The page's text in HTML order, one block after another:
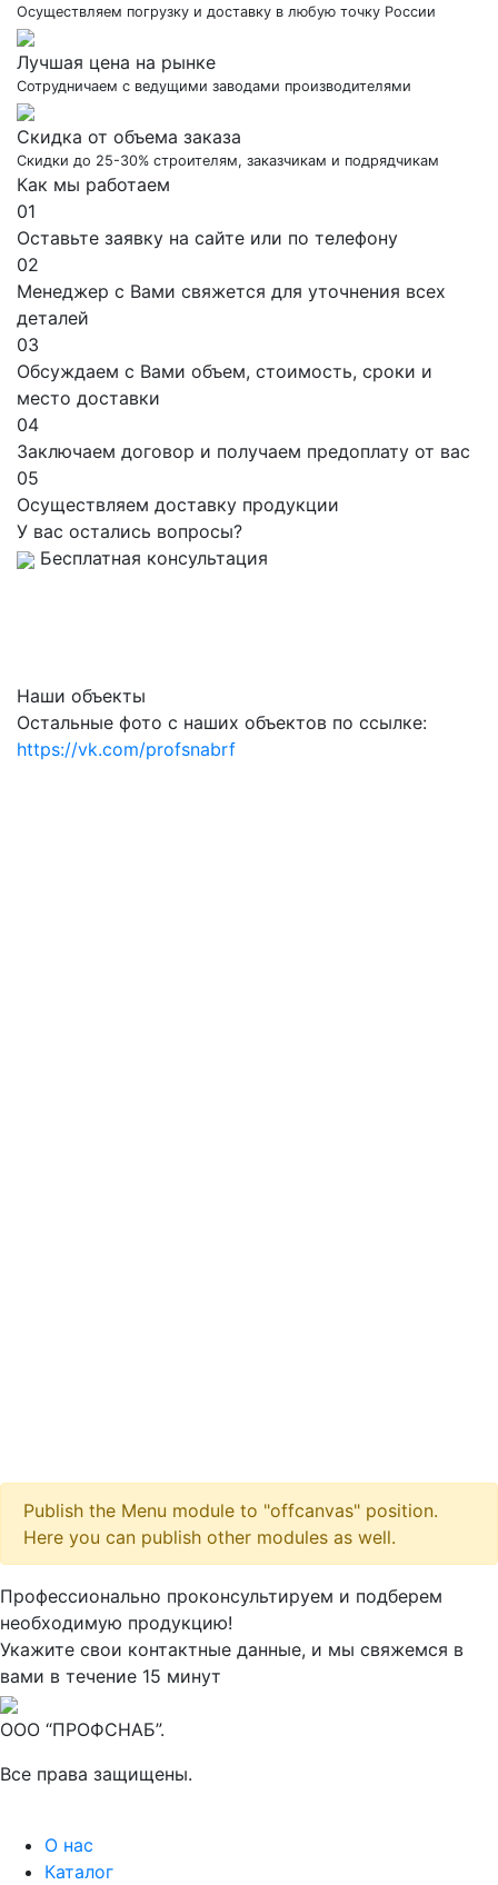
Осуществляем погрузку и доставку в любую точку России
Лучшая цена на рынке
Сотрудничаем с ведущими заводами производителями
Скидка от объема заказа
Скидки до 25-30% строителям, заказчикам и подрядчикам
Как мы работаем
01
Оставьте заявку на сайте или по телефону
02
Менеджер с Вами свяжется для уточнения всех
деталей
03
Обсуждаем с Вами объем, стоимость, сроки и
место доставки
04
Заключаем договор и получаем предоплату от вас
05
Осуществляем доставку продукции
У вас остались вопросы?
Бесплатная консультация
Наши объекты
Остальные фото с наших объектов по ссылке:
https://vk.com/profsnabrf
Publish the Menu module to "offcanvas" position.
Here you can publish other modules as well.
М ● консультант ПРОФСНАБ
Профессионально проконсультируем и подберем
необходимую продукцию!
Укажите свои контактные данные, и мы свяжемся в
вами в течение 15 минут
ООО “ПРОФСНАБ”.
Все права защищены.
О нас
Каталог